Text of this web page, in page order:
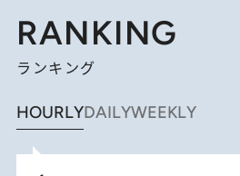
RANKING
ランキング
HOURLYDAILYWEEKLY